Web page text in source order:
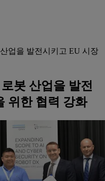
업을 발전시키고 EU 시장
봇 산업을 발전
위한 협력 강화